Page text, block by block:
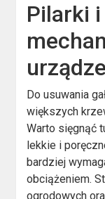
Pilarki
Do usuwania
większych
Warto sięgnąć
lekkie i
bardziej
obciążeniem.
ogrodowych